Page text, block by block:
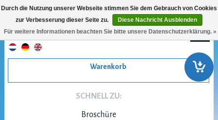
Warenkorb
SCHNELL ZU:
Broschüre
Durch die Nutzung unserer Webseite stimmen Sie dem Gebrauch von Cookies
zur Verbesserung dieser Seite zu.
Diese Nachricht Ausblenden
Für weitere Informationen beachten Sie bitte unsere Datenschutzerklärung. »